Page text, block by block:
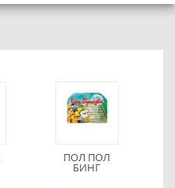
ПОЛ ПОЛ
БИНГ